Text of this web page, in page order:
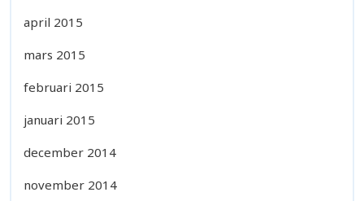
april 2015
mars 2015
februari 2015
januari 2015
december 2014
november 2014